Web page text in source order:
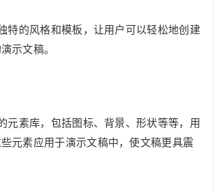
特的风格和模板，让用户可以轻松地创建
示文稿。
元素库，包括图标、背景、形状等等，用
元素应用于演示文稿中，使文稿更具震